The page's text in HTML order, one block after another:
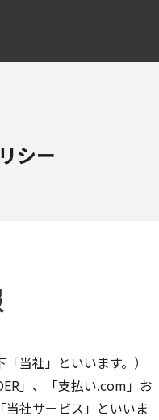
シー
当社」といいます。）
」、「支払い.com」お
当社サービス」といいま